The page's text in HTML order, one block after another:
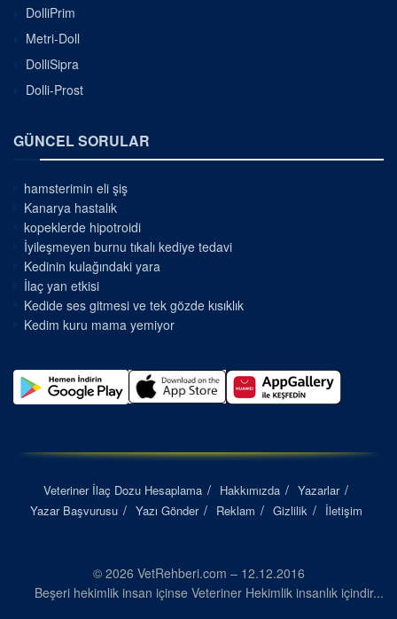
DolliPrim
Metri-Doll
DolliSipra
Dolli-Prost
GÜNCEL SORULAR
hamsterimin eli şiş
Kanarya hastalık
kopeklerde hipotroidi
İyileşmeyen burnu tıkalı kediye tedavi
Kedinin kulağındaki yara
İlaç yan etkisi
Kedide ses gitmesi ve tek gözde kısıklık
Kedim kuru mama yemiyor
Veteriner İlaç Dozu Hesaplama Hakkımızda
Yazarlar
Yazar Başvurusu
Yazı Gönder Reklam Gizlilik İletişim
© 2026 VetRehberi.com – 12.12.2016
Beşeri hekimlik insan içinse Veteriner Hekimlik insanlık içindir...